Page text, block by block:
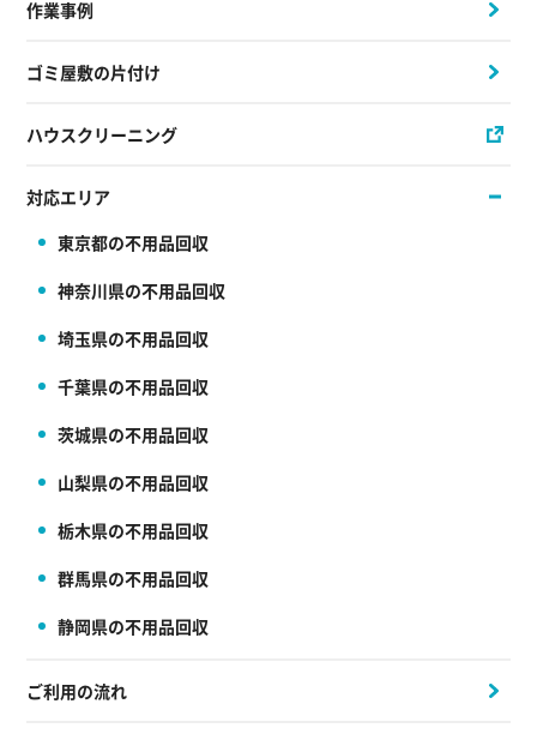
作業事例
ゴミ屋敷の片付け
ハウスクリーニング
対応エリア
東京都の不用品回収
神奈川県の不用品回収
埼玉県の不用品回収
千葉県の不用品回収
茨城県の不用品回収
山梨県の不用品回収
栃木県の不用品回収
群馬県の不用品回収
静岡県の不用品回収
ご利用の流れ